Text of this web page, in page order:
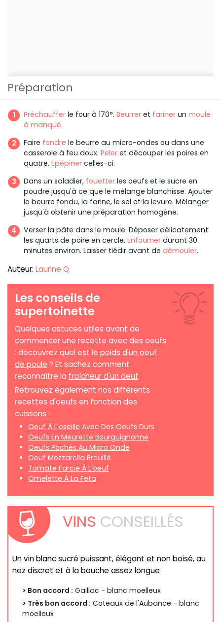
Préparation
Préchauffer le four à 170°. Beurrer et fariner un moule
à manqué.
Faire fondre le beurre au micro-ondes ou dans une
casserole à feu doux. Peler et découper les poires en
quatre. Epépiner celles-ci.
Dans un saladier, fouetter les oeufs et le sucre en
poudre jusqu'à ce que le mélange blanchisse. Ajouter
le beurre fondu, la farine, le sel et la levure. Mélanger
jusqu'à obtenir une préparation homogène.
Verser la pâte dans le moule. Déposer délicatement
les quarts de poire en cercle. Enfourner durant 30
minutes environ. Laisser tiédir avant de démouler.
Auteur: Laurine Q.
Les conseils de
supertoinette
Quelques astuces utiles avant de
commencer une recette avec des oeufs
: découvrez quel est le poids d'un oeuf
de poule ? Et sachez comment
reconnaître la fraîcheur d'un oeuf.
Retrouvez également nos différents
recettes d'oeufs en fonction des
cuissons :
Oeuf À L'oseille Avec Des Oeufs Durs
Oeufs En Meurette Bourguignonne
Oeufs Pochés Au Micro Onde
Oeuf Mozzarella Brouillé
Tomate Farcie À L'oeuf
Omelette À La Feta
VINS CONSEILLÉS
Un vin blanc sucré puissant, élégant et non boisé, au
nez discret et à la bouche assez longue
> Bon accord : Gaillac - blanc moelleux
> Très bon accord : Coteaux de l'Aubance - blanc
moelleux